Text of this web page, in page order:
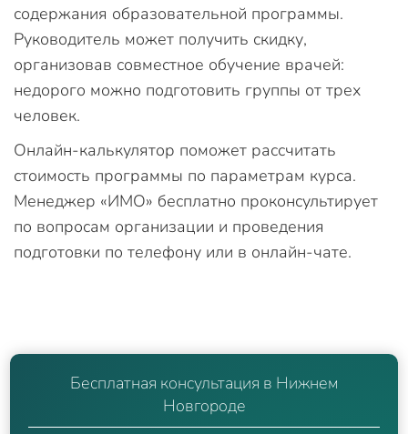
содержания образовательной программы.
Руководитель может получить скидку,
организовав совместное обучение врачей:
недорого можно подготовить группы от трех
человек.
Онлайн-калькулятор поможет рассчитать
стоимость программы по параметрам курса.
Менеджер «ИМО» бесплатно проконсультирует
по вопросам организации и проведения
подготовки по телефону или в онлайн-чате.
Бесплатная консультация в Нижнем
Новгороде